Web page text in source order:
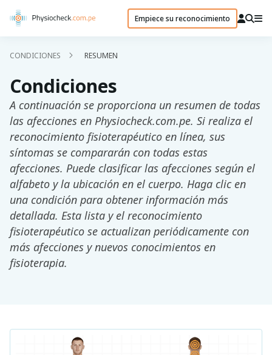
Empiece su reconocimiento
CONDICIONES RESUMEN
Condiciones
A continuación se proporciona un resumen de todas
las afecciones en Physiocheck.com.pe. Si realiza el
reconocimiento fisioterapéutico en línea, sus
síntomas se compararán con todas estas
afecciones. Puede clasificar las afecciones según el
alfabeto y la ubicación en el cuerpo. Haga clic en
una condición para obtener información más
detallada. Esta lista y el reconocimiento
fisioterapéutico se actualizan periódicamente con
más afecciones y nuevos conocimientos en
fisioterapia.